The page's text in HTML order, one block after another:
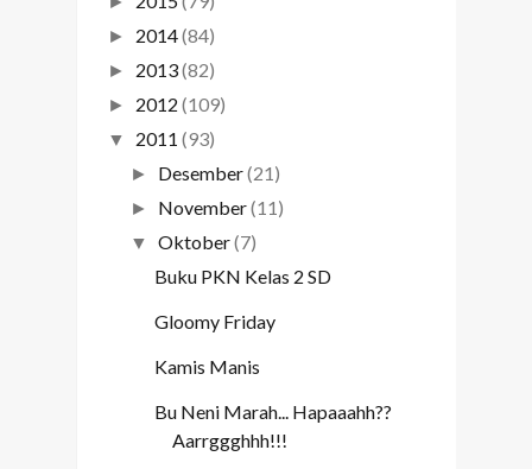
► 2014(84)
► 2013(82)
► 2012 (109)
▼ 2011 (93)
► Desember(21)
► November(11)
▼ Oktober(7)
Buku PKN Kelas 2 SD
Gloomy Friday
Kamis Manis
Bu Neni Marah... Hapaaahh??
Aarrggghhh!!!